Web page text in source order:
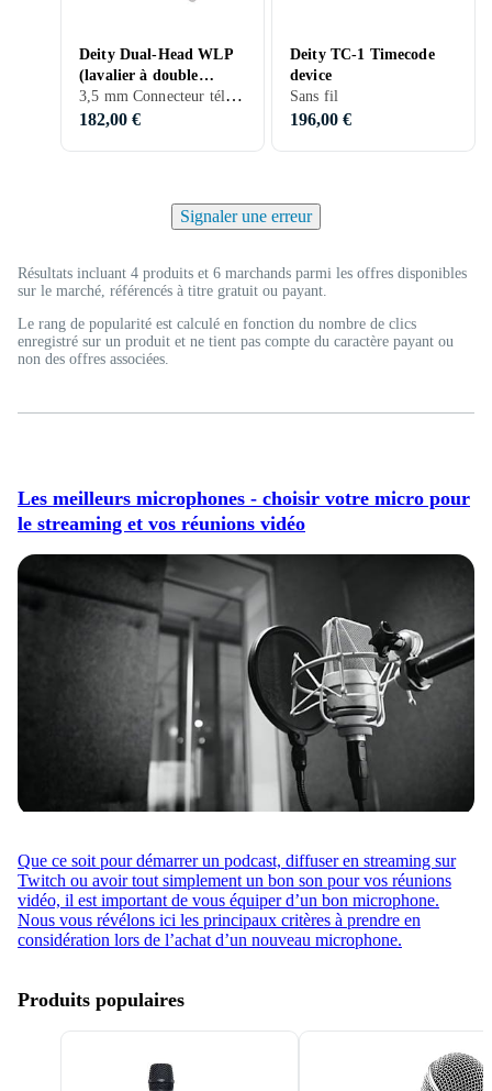
Deity Dual-Head WLP
(lavalier à double
capsule - 3.5mm TRS)3,5 mm Connecteur téléphone
182,00 €
Deity TC-1 Timecode
device
Sans fil
196,00 €
Signaler une erreur
Résultats incluant 4 produits et 6 marchands parmi les offres disponibles
sur le marché, référencés à titre gratuit ou payant.
Le rang de popularité est calculé en fonction du nombre de clics
enregistré sur un produit et ne tient pas compte du caractère payant ou
non des offres associées.
Les meilleurs microphones - choisir votre micro pour
le streaming et vos réunions vidéo
Que ce soit pour démarrer un podcast, diffuser en streaming sur
Twitch ou avoir tout simplement un bon son pour vos réunions
vidéo, il est important de vous équiper d’un bon microphone.
Nous vous révélons ici les principaux critères à prendre en
considération lors de l’achat d’un nouveau microphone.
Produits populaires